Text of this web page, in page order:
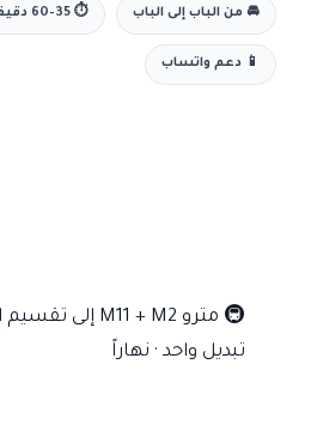
🚘 من الباب إلى الباب ⏱ 35–60 دقيقة مباشرةً
📱 دعم واتساب
🚇 مترو M11 + M2 إلى تقسيم
تبديل واحد · نهاراً